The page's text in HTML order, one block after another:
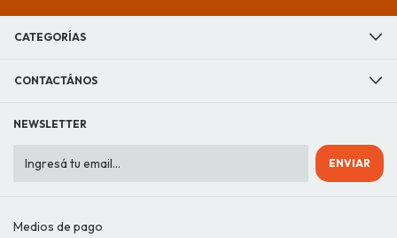
CATEGORÍAS
CONTACTÁNOS
NEWSLETTER
Medios de pago